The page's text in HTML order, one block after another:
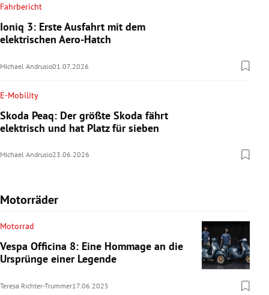
Fahrbericht
Ioniq 3: Erste Ausfahrt mit dem
elektrischen Aero-Hatch
Michael Andrusio01.07.2026
E-Mobility
Skoda Peaq: Der größte Skoda fährt
elektrisch und hat Platz für sieben
Michael Andrusio23.06.2026
Motorräder
Motorrad
Vespa Officina 8: Eine Hommage an die
Ursprünge einer Legende
Teresa Richter-Trummer17.06.2025